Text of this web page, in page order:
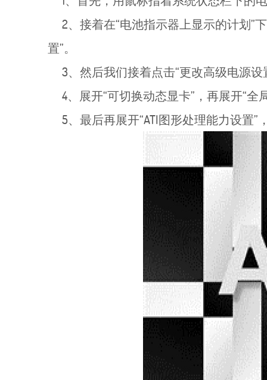
2、接着在“电池指示器上显示的计划”
置”。
3、然后我们接着点击“更改高级电源设
4、展开“可切换动态显卡”，再展开“全
5、最后再展开“ATI图形处理能力设置”